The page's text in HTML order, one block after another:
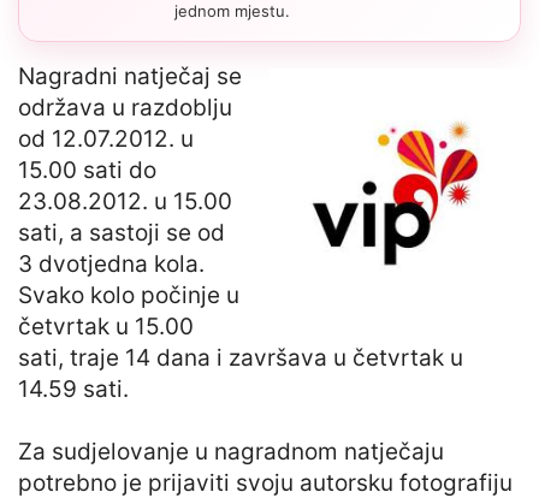
jednom mjestu.
Nagradni natječaj se
održava u razdoblju
od 12.07.2012. u
15.00 sati do
23.08.2012. u 15.00
sati, a sastoji se od
3 dvotjedna kola.
Svako kolo počinje u
četvrtak u 15.00
sati, traje 14 dana i završava u četvrtak u
14.59 sati.
Za sudjelovanje u nagradnom natječaju
potrebno je prijaviti svoju autorsku fotografiju